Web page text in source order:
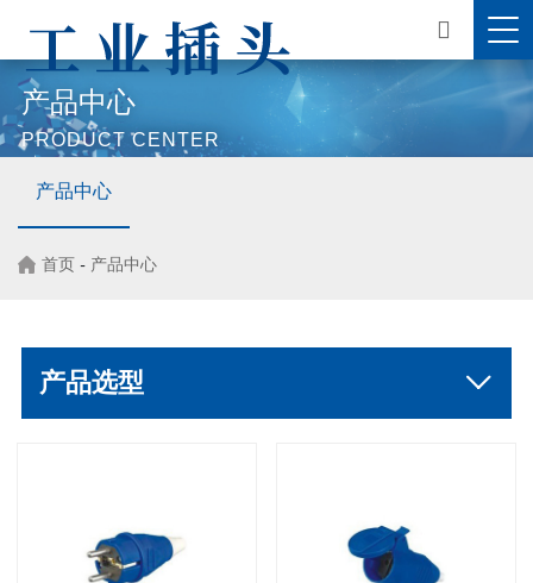
产品中心
PRODUCT CENTER
产品中心
首页 - 产品中心
产品选型